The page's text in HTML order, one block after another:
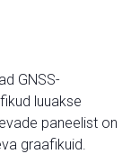
GNSS-
luuakse
paneelist on
graafikuid.